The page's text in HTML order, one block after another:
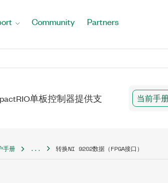
Community Partners
单板控制器提供支
当前手
手册 ... 转换NI 9202数据（FPGA接口）